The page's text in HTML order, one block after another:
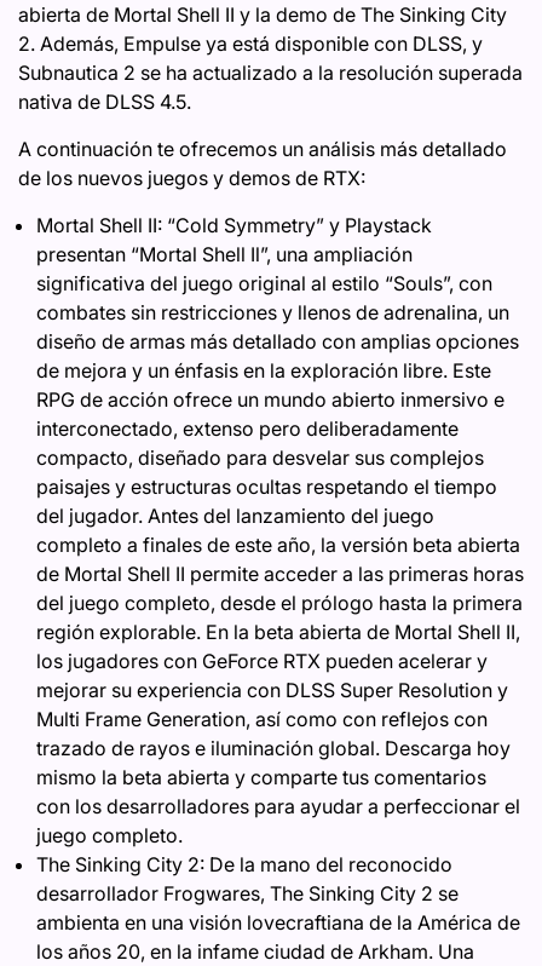
abierta de Mortal Shell II y la demo de The Sinking City
2. Además, Empulse ya está disponible con DLSS, y
Subnautica 2 se ha actualizado a la resolución superada
nativa de DLSS 4.5.
A continuación te ofrecemos un análisis más detallado
de los nuevos juegos y demos de RTX:
Mortal Shell II: “Cold Symmetry” y Playstack
presentan “Mortal Shell Il”, una ampliación
significativa del juego original al estilo “Souls”, con
combates sin restricciones y llenos de adrenalina, un
diseño de armas más detallado con amplias opciones
de mejora y un énfasis en la exploración libre. Este
RPG de acción ofrece un mundo abierto inmersivo e
interconectado, extenso pero deliberadamente
compacto, diseñado para desvelar sus complejos
paisajes y estructuras ocultas respetando el tiempo
del jugador. Antes del lanzamiento del juego
completo a finales de este año, la versión beta abierta
de Mortal Shell II permite acceder a las primeras horas
del juego completo, desde el prólogo hasta la primera
región explorable. En la beta abierta de Mortal Shell II,
los jugadores con GeForce RTX pueden acelerar y
mejorar su experiencia con DLSS Super Resolution y
Multi Frame Generation, así como con reflejos con
trazado de rayos e iluminación global. Descarga hoy
mismo la beta abierta y comparte tus comentarios
con los desarrolladores para ayudar a perfeccionar el
juego completo.
The Sinking City 2: De la mano del reconocido
desarrollador Frogwares, The Sinking City 2 se
ambienta en una visión lovecraftiana de la América de
los años 20, en la infame ciudad de Arkham. Una